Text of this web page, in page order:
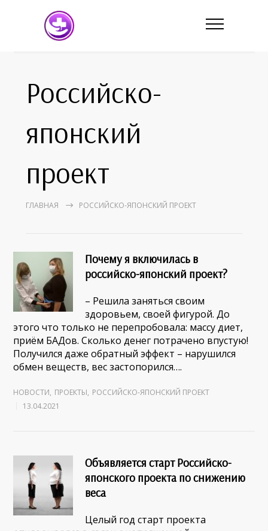
Российско-
японский
проект
ГЛАВНАЯ РОССИЙСКО-ЯПОНСКИЙ ПРОЕКТ
Почему я включилась в
российско-японский проект?
– Решила заняться своим
здоровьем, своей фигурой. До
этого что только не перепробовала: массу диет,
приём БАДов. Сколько денег потрачено впустую!
Получился даже обратный эффект – нарушился
обмен веществ, вес застопорился….
НОВОСТИ, ПРОЕКТЫ, РОССИЙСКО-ЯПОНСКИЙ ПРОЕКТ
13.04.2021
Объявляется старт Российско-
японского проекта по снижению
веса
Целый год старт проекта